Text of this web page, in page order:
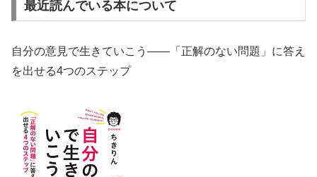
最近読んでいる本について
自分の意見で生きていこう――「正解のない問題」に答え
を出せる4つのステップ